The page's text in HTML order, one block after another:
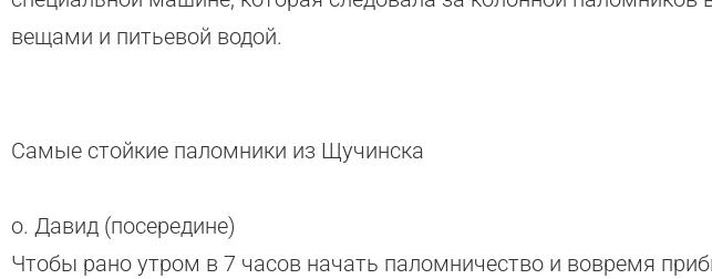
вещами и питьевой водой.
Самые стойкие паломники из Щучинска
о. Давид (посередине)
Чтобы рано утром в 7 часов начать паломничество и вовремя